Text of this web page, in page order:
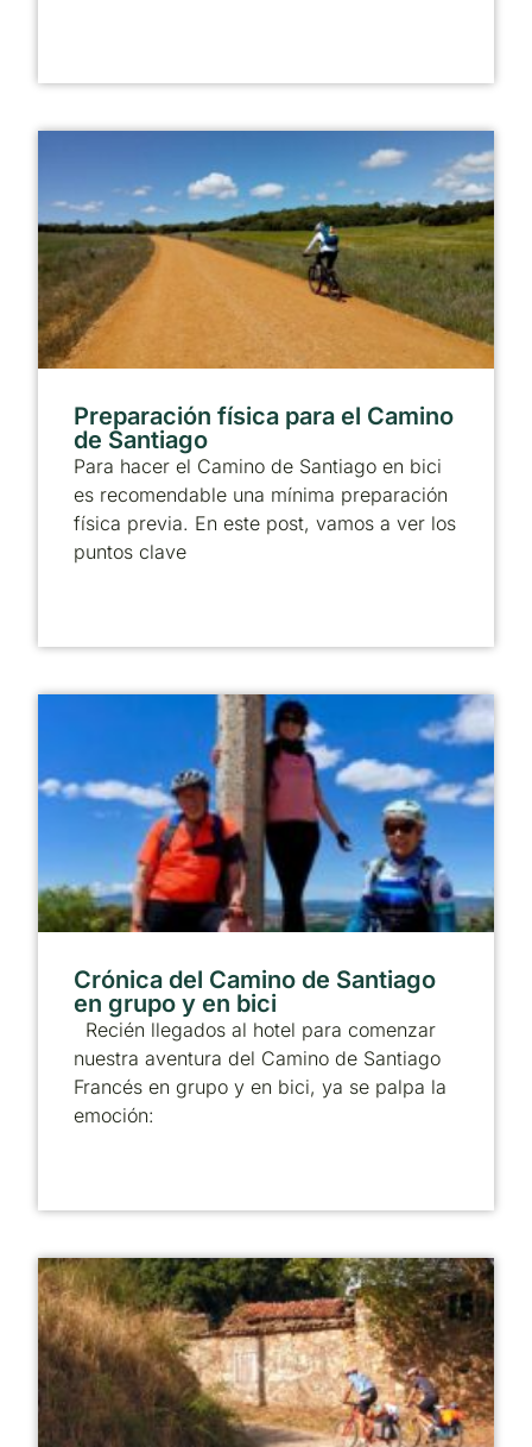
Preparación física para el Camino
de Santiago
Para hacer el Camino de Santiago en bici
es recomendable una mínima preparación
física previa. En este post, vamos a ver los
puntos clave
Crónica del Camino de Santiago
en grupo y en bici
Recién llegados al hotel para comenzar
nuestra aventura del Camino de Santiago
Francés en grupo y en bici, ya se palpa la
emoción: